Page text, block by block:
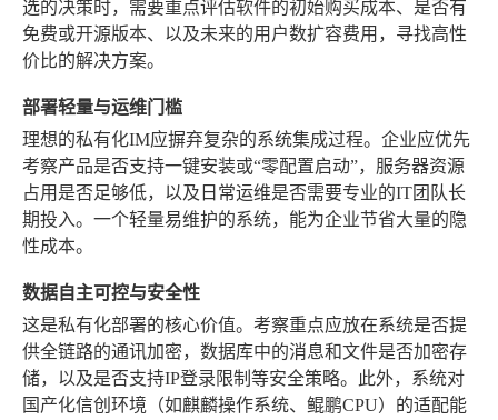
选的决策时，需要重点评估软件的初始购买成本、是否有
免费或开源版本、以及未来的用户数扩容费用，寻找高性
价比的解决方案。
部署轻量与运维门槛
理想的私有化IM应摒弃复杂的系统集成过程。企业应优先
考察产品是否支持一键安装或“零配置启动”，服务器资源
占用是否足够低，以及日常运维是否需要专业的IT团队长
期投入。一个轻量易维护的系统，能为企业节省大量的隐
性成本。
数据自主可控与安全性
这是私有化部署的核心价值。考察重点应放在系统是否提
供全链路的通讯加密，数据库中的消息和文件是否加密存
储，以及是否支持IP登录限制等安全策略。此外，系统对
国产化信创环境（如麒麟操作系统、鲲鹏CPU）的适配能